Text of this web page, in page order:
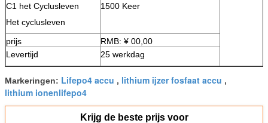
C1 het Cyclusleven
Het cyclusleven
1500 Keer
prijs
RMB: ¥ 00,00
Levertijd
25 werkdag
Markeringen: Lifepo4 accu , lithium ijzer fosfaat accu ,
lithium ionenlifepo4
Krijg de beste prijs voor